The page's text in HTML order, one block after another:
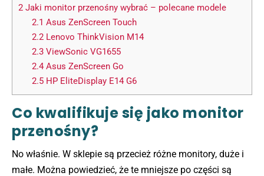
2 Jaki monitor przenośny wybrać – polecane modele
2.1 Asus ZenScreen Touch
2.2Lenovo ThinkVision M14
2.3ViewSonic VG1655
2.4Asus ZenScreen Go
2.5HP EliteDisplay E14 G6
Co kwalifikuje się jako monitor
przenośny?
No właśnie. W sklepie są przecież różne monitory, duże i
małe. Można powiedzieć, że te mniejsze po części są